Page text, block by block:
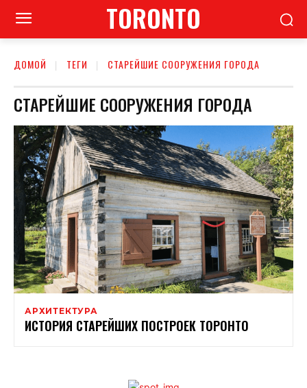
TORONTO
ДОМОЙ ТЕГИ СТАРЕЙШИЕ СООРУЖЕНИЯ ГОРОДА
СТАРЕЙШИЕ СООРУЖЕНИЯ ГОРОДА
АРХИТЕКТУРА
ИСТОРИЯ СТАРЕЙШИХ ПОСТРОЕК ТОРОНТО